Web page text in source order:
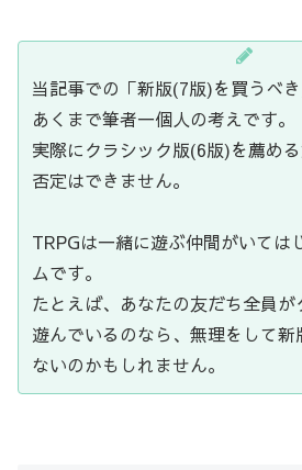
当記事での「新版(7版)を買うべき
あくまで筆者一個人の考えです。
実際にクラシック版(6版)を薦める
否定はできません。
TRPGは一緒に遊ぶ仲間がいては
ムです。
たとえば、あなたの友だち全員
遊んでいるのなら、無理をして
ないのかもしれません。